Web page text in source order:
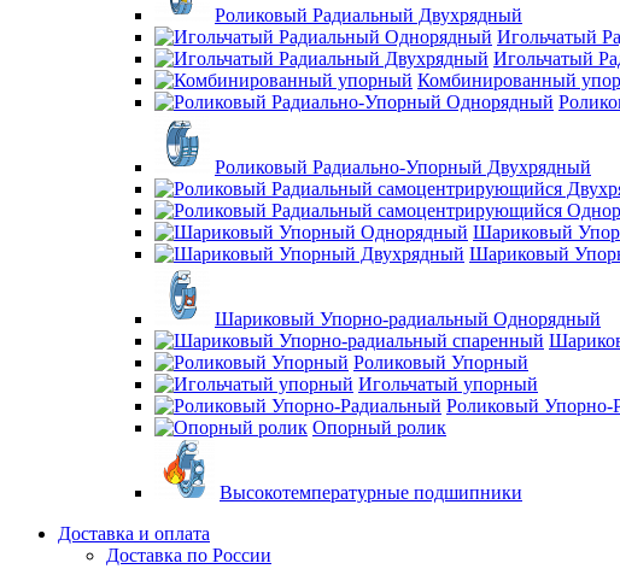
Роликовый Радиальный Двухрядный
Игольчатый
Игольчатый
Комбинированный
Роликовый Радиально-Упорный Двухрядный
Шариковый
Шариковый
Шариковый Упорно-радиальный Однорядный
Роликовый Упорный
Игольчатый упорный
Роликовый Упорно-
Опорный ролик
Высокотемпературные подшипники
Доставка и оплата
Доставка по России